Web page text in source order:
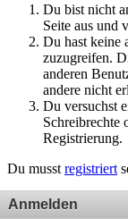
Du bist nicht
Seite aus und
Du hast keine
zuzugreifen.
anderen
andere nicht
Du versuchst
Schreibrechte
Registrierung.
Du musst registriert
Anmelden